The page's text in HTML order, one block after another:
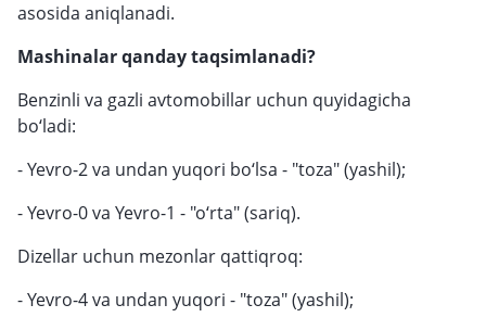
asosida aniqlanadi.
Mashinalar qanday taqsimlanadi?
Benzinli va gazli avtomobillar uchun quyidagicha
bo‘ladi:
- Yevro-2 va undan yuqori bo‘lsa - "toza" (yashil);
- Yevro-0 va Yevro-1 - "o‘rta" (sariq).
Dizellar uchun mezonlar qattiqroq:
- Yevro-4 va undan yuqori - "toza" (yashil);